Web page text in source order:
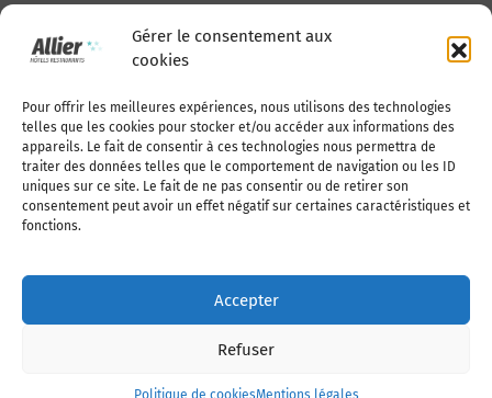
Gérer le consentement aux
cookies
Pour offrir les meilleures expériences, nous utilisons des technologies
telles que les cookies pour stocker et/ou accéder aux informations des
appareils. Le fait de consentir à ces technologies nous permettra de
traiter des données telles que le comportement de navigation ou les ID
uniques sur ce site. Le fait de ne pas consentir ou de retirer son
consentement peut avoir un effet négatif sur certaines caractéristiques et
fonctions.
Accepter
Refuser
Politique de cookiesMentions légales
Qui sommes-nous Publiez votre annonce
Adhérer à l’association Nous contacter
Politique de cookies (UE)